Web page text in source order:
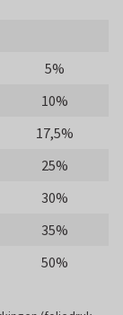
5%
10%
17,5%
25%
30%
35%
50%